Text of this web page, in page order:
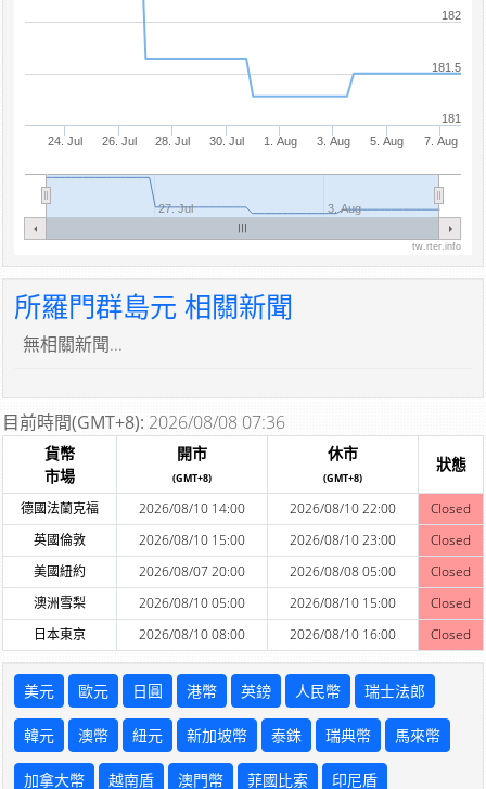
24. Jul 26. Jul 28. Jul 30. Jul 1. Aug 3. Aug 5. Aug 7. Aug
27. Jul 3. Aug
181
181.5
182
tw.rter.info
所羅門群島元 相關新聞
無相關新聞...
目前時間(GMT+8): 2026/08/08 07:36
貨幣
市場
開市
(GMT+8)
休市
(GMT+8)
狀態
德國法蘭克福 2026/08/10 14:00 2026/08/10 22:00
Closed
英國倫敦
2026/08/10 15:00 2026/08/10 23:00
Closed
美國紐約
2026/08/07 20:00 2026/08/08 05:00
Closed
澳洲雪梨
2026/08/10 05:00 2026/08/10 15:00
Closed
日本東京
2026/08/10 08:00 2026/08/10 16:00 Closed
美元 歐元 日圓 港幣 英鎊 人民幣 瑞士法郎
韓元 澳幣 紐元 新加坡幣 泰銖 瑞典幣 馬來幣
加拿大幣 越南盾 澳門幣 菲國比索 印尼盾